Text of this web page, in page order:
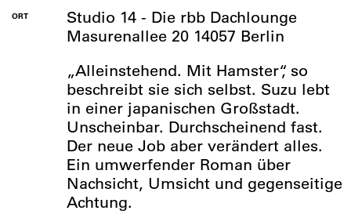
ORT
Studio 14 - Die rbb Dachlounge
Masurenallee 20 14057 Berlin
„Alleinstehend. Mit Hamster“, so
beschreibt sie sich selbst. Suzu lebt
in einer japanischen Großstadt.
Unscheinbar. Durchscheinend fast.
Der neue Job aber verändert alles.
Ein umwerfender Roman über
Nachsicht, Umsicht und gegenseitige
Achtung.